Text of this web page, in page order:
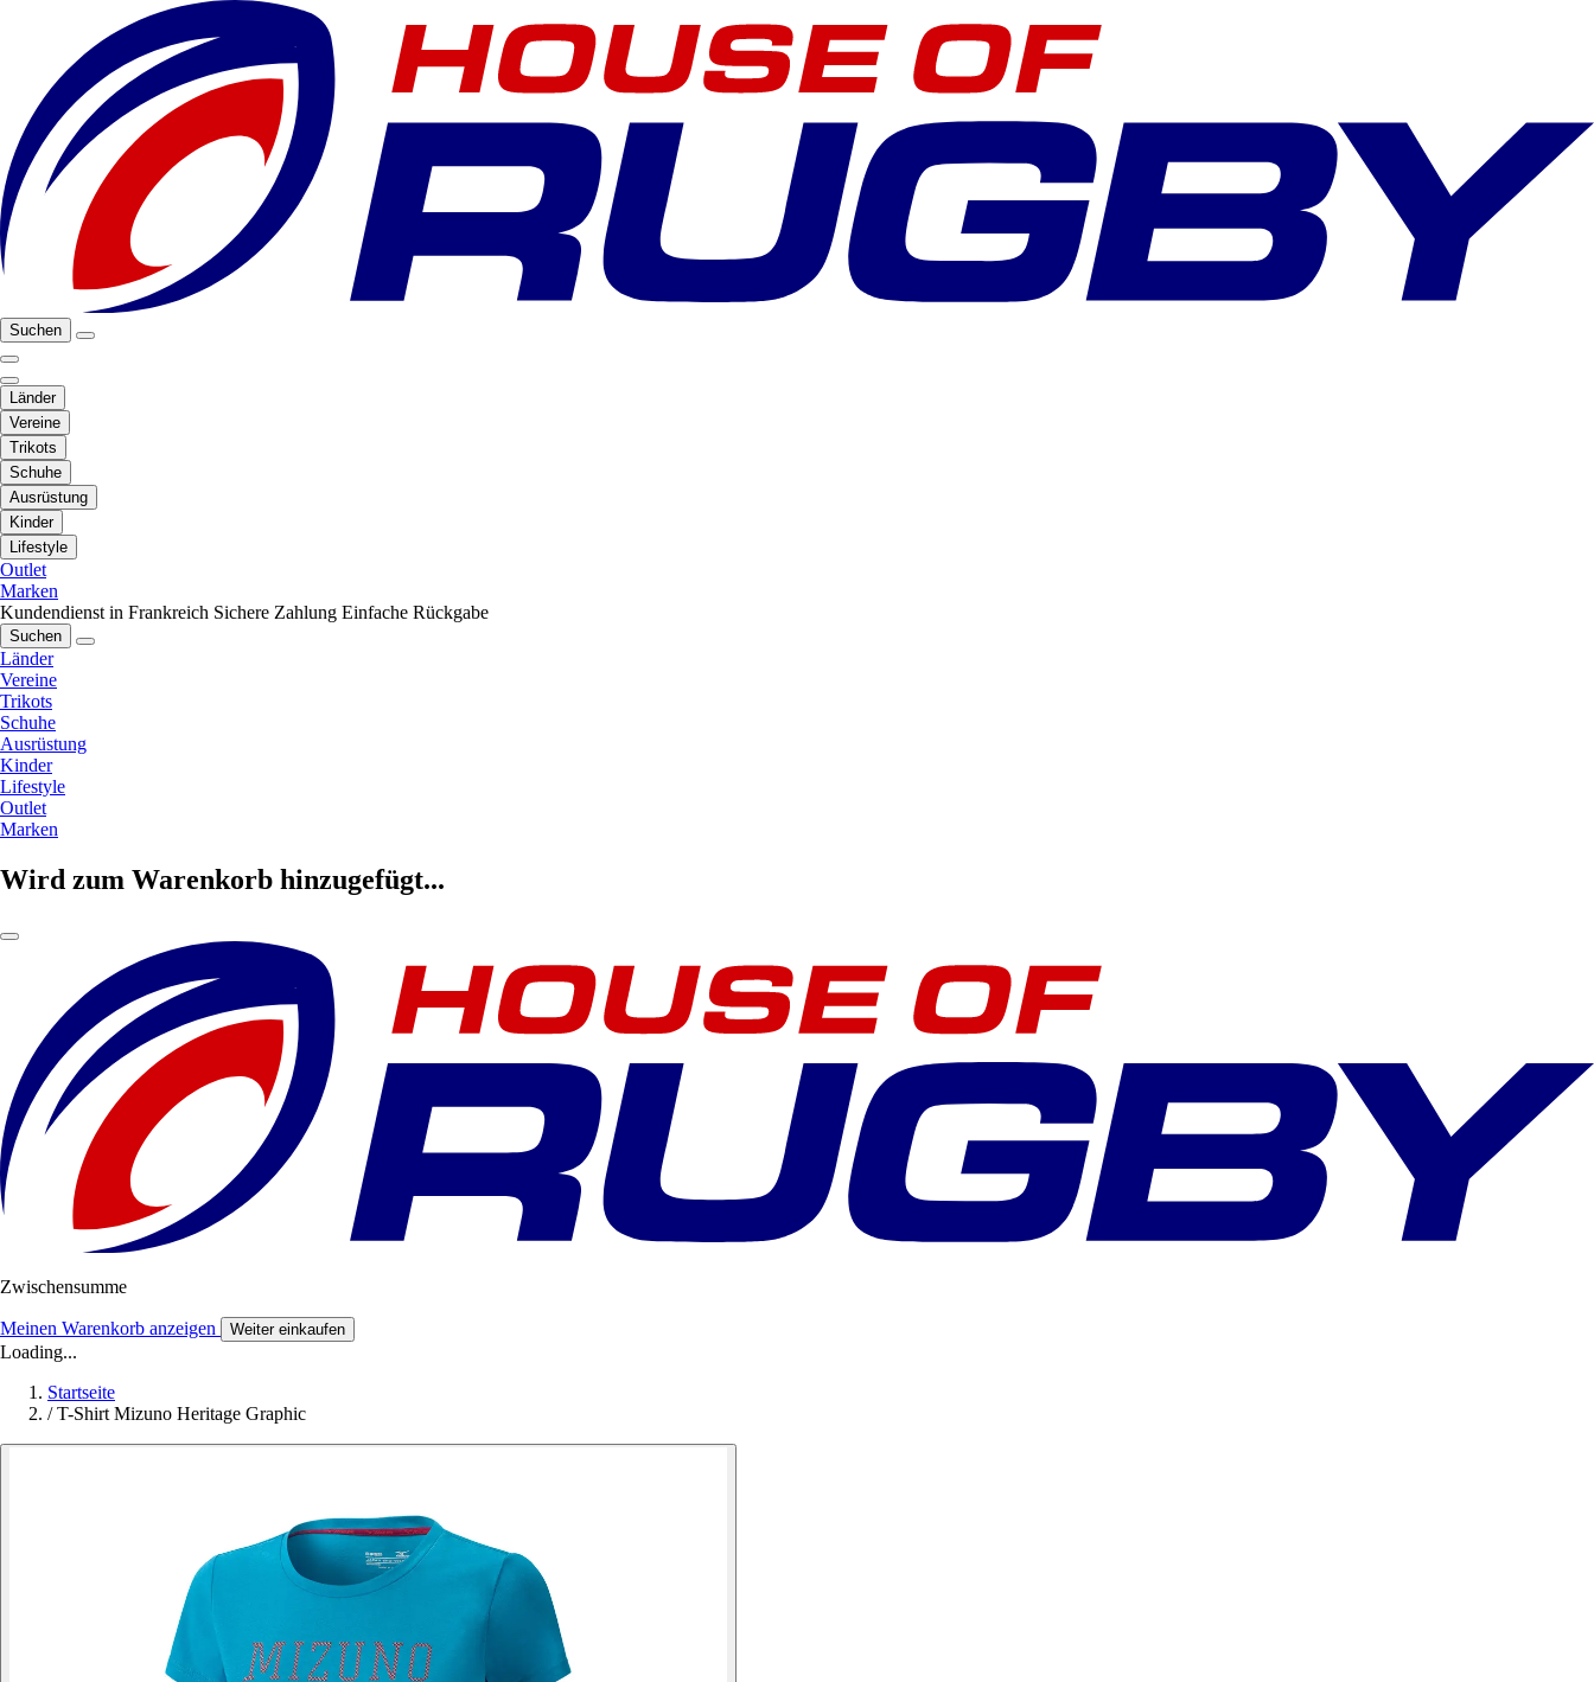
Suchen
Länder
Vereine
Trikots
Schuhe
Ausrüstung
Kinder
Lifestyle
Outlet
Marken
Kundendienst in Frankreich Sichere Zahlung Einfache Rückgabe
Suchen
Länder
Vereine
Trikots
Schuhe
Ausrüstung
Kinder
Lifestyle
Outlet
Marken
Wird zum Warenkorb hinzugefügt...
Zwischensumme
Meinen Warenkorb anzeigen Weiter einkaufen
Loading...
Startseite
/ T-Shirt Mizuno Heritage Graphic